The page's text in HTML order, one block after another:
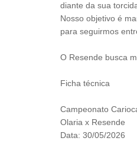
diante da sua
Nosso objetivo é
para seguirmos
O Resende busca
Ficha técnica
Campeonato
Olaria x Resende
Data: 30/05/2026